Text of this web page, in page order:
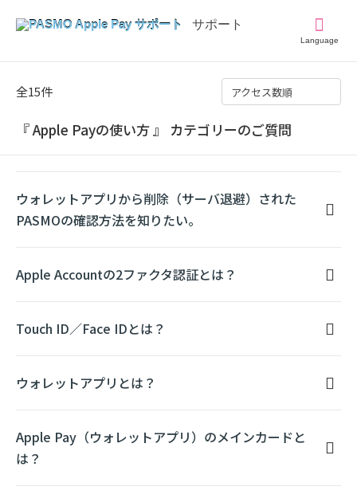
Language
アクセス数順
『 Apple Payの使い方 』 カテゴリーのご質問
全15件
ウォレットアプリから削除（サーバ退避）された
PASMOの確認方法を知りたい。
Apple Accountの2ファクタ認証とは？
Touch ID／Face IDとは？
ウォレットアプリとは？
Apple Pay（ウォレットアプリ）のメインカードと
は？